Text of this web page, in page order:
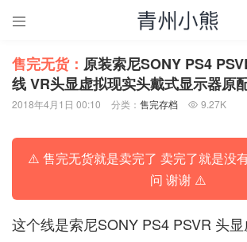

售完无货： 原装索尼SONY PS4
线 VR头显虚拟现实头戴式显示器原
2018年4月1日 00:10 分类： 售完存档  9.27K
⚠️ 售完无货就是卖完了 卖完了就是没
问 谢谢 ⚠️
这个线是索尼SONY PS4 PSVR 头